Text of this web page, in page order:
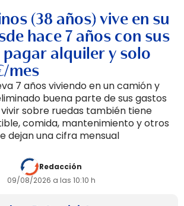
(38 años) vive en su
hace 7 años con sus
alquiler y solo
mes
7 años viviendo en un camión y
buena parte de sus gastos
sobre ruedas también tiene
comida, mantenimiento y otros
dejan una cifra mensual
Redacción
09/08/2026 a las 10:10 h